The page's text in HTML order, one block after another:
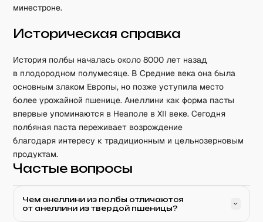
минестроне.
Историческая справка
История полбы началась около 8000 лет назад
в плодородном полумесяце. В Средние века она была
основным злаком Европы, но позже уступила место
более урожайной пшенице. Анеллини как форма пасты
впервые упоминаются в Неаполе в XII веке. Сегодня
полбяная паста переживает возрождение
благодаря интересу к традиционным и цельнозерновым
продуктам.
Частые вопросы
Чем анеллини из полбы отличаются
от анеллини из твердой пшеницы?